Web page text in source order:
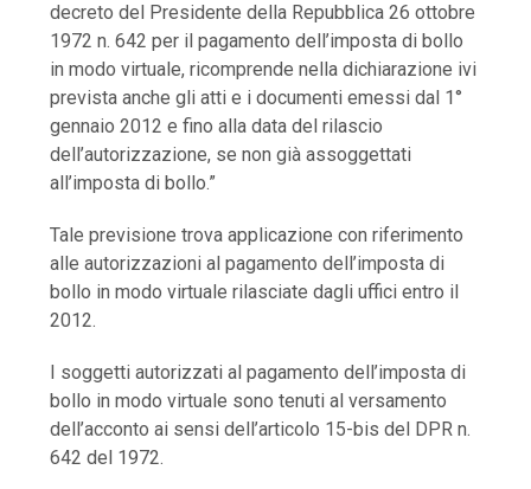
decreto del Presidente della Repubblica 26 ottobre
1972 n. 642 per il pagamento dell’imposta di bollo
in modo virtuale, ricomprende nella dichiarazione ivi
prevista anche gli atti e i documenti emessi dal 1°
gennaio 2012 e fino alla data del rilascio
dell’autorizzazione, se non già assoggettati
all’imposta di bollo.”
Tale previsione trova applicazione con riferimento
alle autorizzazioni al pagamento dell’imposta di
bollo in modo virtuale rilasciate dagli uffici entro il
2012.
I soggetti autorizzati al pagamento dell’imposta di
bollo in modo virtuale sono tenuti al versamento
dell’acconto ai sensi dell’articolo 15-bis del DPR n.
642 del 1972.